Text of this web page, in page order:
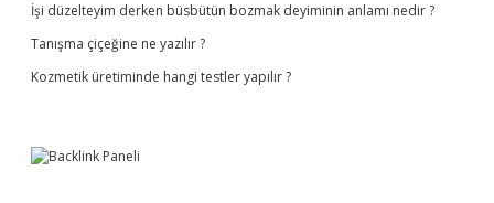
İşi düzelteyim derken büsbütün bozmak deyiminin anlamı nedir ?
Tanışma çiçeğine ne yazılır ?
Kozmetik üretiminde hangi testler yapılır ?